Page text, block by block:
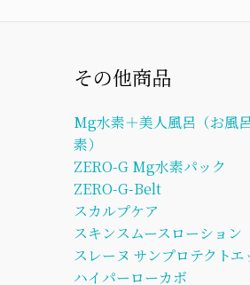
その他商品
Mg水素＋美人風呂（お風
素）
ZERO-G Mg水素パック
ZERO-G-Belt
スカルプケア
スキンスムースローション
スレーヌ サンプロテクトエ
ハイパーローカボ